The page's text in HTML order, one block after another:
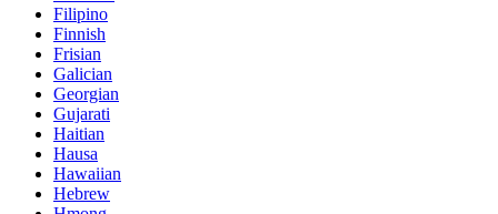
Filipino
Finnish
Frisian
Galician
Georgian
Gujarati
Haitian
Hausa
Hawaiian
Hebrew